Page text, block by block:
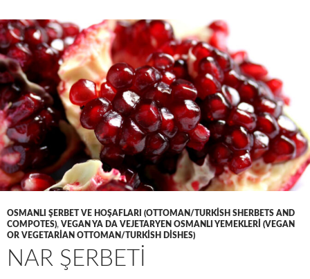
OSMANLI ŞERBET VE HOŞAFLARI (OTTOMAN/TURKISH SHERBETS AND
COMPOTES), VEGAN YA DA VEJETARYEN OSMANLI YEMEKLERI (VEGAN
OR VEGETARIAN OTTOMAN/TURKISH DISHES)
NAR ŞERBETİ